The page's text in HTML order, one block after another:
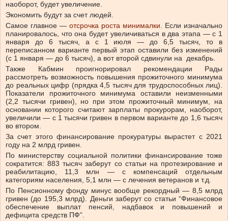
наоборот, будет увеличение.
Экономить будут за счет людей.
Самое главное — отсрочка роста минималки. Если изначально
планировалось, что она будет увеличиваться в два этапа — с 1
января до 6 тысяч, а с 1 июля — до 6,5 тысяч, то в
переписанном варианте первый этап оставили без изменений
(с 1 января — до 6 тысяч), а вот второй сдвинули на декабрь.
Также Кабмин проигнорировал рекомендации Рады
рассмотреть возможность повышения прожиточного минимума
до реальных цифр (прядка 4,5 тысяч для трудоспособных лиц).
Показатели прожиточного минимума оставили неизменными
(2,2 тысячи гривен), но при этом прожиточный минимум, на
основании которого считают зарплаты прокурорам, наоборот,
увеличили — с 1 тысячи гривен в первом варианте до 1,6 тысяч
во втором.
За счет этого финансирование прокуратуры вырастет с 2021
году на 2 млрд гривен.
По министерству социальной политики финансирование тоже
сократится: 883 тысяч заберут со статьи на протезирование и
реабилитацию, 11,3 млн — с компенсаций отдельным
категориям населения, 5,1 млн — с лечения ветеранов и т.д.
По Пенсионному фонду минус вообще рекордный — 8,5 млрд
гривен (до 195,3 млрд). Деньги заберут со статьи “Финансовое
обеспечение выплат пенсий, надбавок и повышений и
дефицита средств ПФ”.